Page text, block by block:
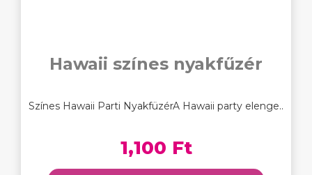
Hawaii színes nyakfűzér
Színes Hawaii Parti NyakfüzérA Hawaii party elenge..
1,100 Ft